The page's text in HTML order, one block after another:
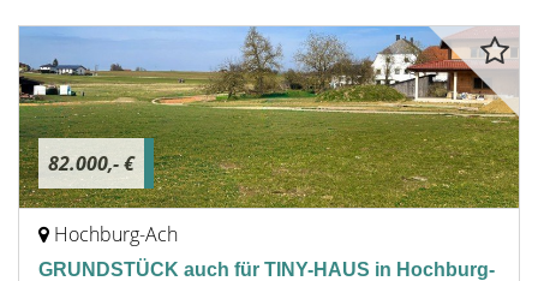
82.000,- €
Hochburg-Ach
GRUNDSTÜCK auch für TINY-HAUS in Hochburg-